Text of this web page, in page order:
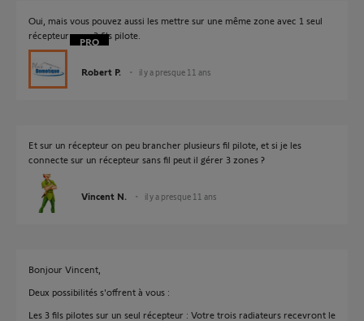
Oui, mais vous pouvez aussi les mettre sur une même zone avec 1 seul
récepteur pour 3 fils pilote.
Robert P. il y a presque 11 ans
Et sur un récepteur on peu brancher plusieurs fil pilote, et si je les
connecte sur un récepteur sans fil peut il gérer 3 zones ?
Vincent N. il y a presque 11 ans
Bonjour Vincent,
Deux possibilités s'offrent à vous :
Les 3 fils pilotes sur un seul récepteur : Votre trois radiateurs recevront le